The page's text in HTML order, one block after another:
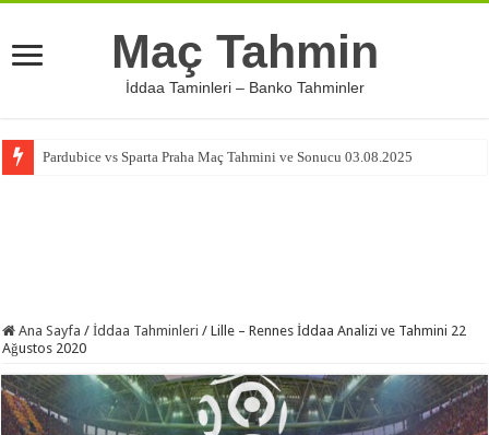
Maç Tahmin
İddaa Taminleri – Banko Tahminler
Pardubice vs Sparta Praha Maç Tahmini ve Sonucu 03.08.2025
Ana Sayfa / İddaa Tahminleri / Lille – Rennes İddaa Analizi ve Tahmini 22
Ağustos 2020